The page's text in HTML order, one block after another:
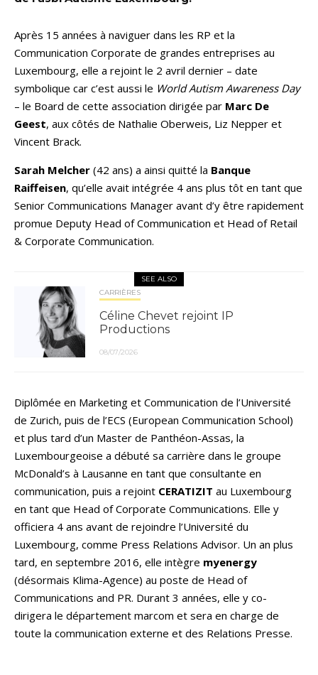
Après 15 années à naviguer dans les RP et la
Communication Corporate de grandes entreprises au
Luxembourg, elle a rejoint le 2 avril dernier – date
symbolique car c’est aussi le World Autism Awareness Day
– le Board de cette association dirigée par Marc De
Geest, aux côtés de Nathalie Oberweis, Liz Nepper et
Vincent Brack.
Sarah Melcher (42 ans) a ainsi quitté la Banque
Raiffeisen, qu’elle avait intégrée 4 ans plus tôt en tant que
Senior Communications Manager avant d’y être rapidement
promue Deputy Head of Communication et Head of Retail
& Corporate Communication.
SEE ALSO
CARRIÈRES
Céline Chevet rejoint IP
Productions
08/07/2026
Diplômée en Marketing et Communication de l’Université
de Zurich, puis de l’ECS (European Communication School)
et plus tard d’un Master de Panthéon-Assas, la
Luxembourgeoise a débuté sa carrière dans le groupe
McDonald’s à Lausanne en tant que consultante en
communication, puis a rejoint CERATIZIT au Luxembourg
en tant que Head of Corporate Communications. Elle y
officiera 4 ans avant de rejoindre l’Université du
Luxembourg, comme Press Relations Advisor. Un an plus
tard, en septembre 2016, elle intègre myenergy
(désormais Klima-Agence) au poste de Head of
Communications and PR. Durant 3 années, elle y co-
dirigera le département marcom et sera en charge de
toute la communication externe et des Relations Presse.